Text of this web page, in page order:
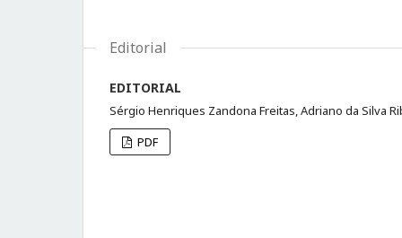
Editorial
EDITORIAL
Sérgio Henriques Zandona Freitas, Adriano da Silva
PDF